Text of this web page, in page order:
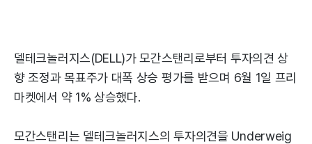
델테크놀러지스(DELL)가 모간스탠리로부터 투자의견 상
향 조정과 목표주가 대폭 상승 평가를 받으며 6월 1일 프리
마켓에서 약 1% 상승했다.
모간스탠리는 델테크놀러지스의 투자의견을 Underweig